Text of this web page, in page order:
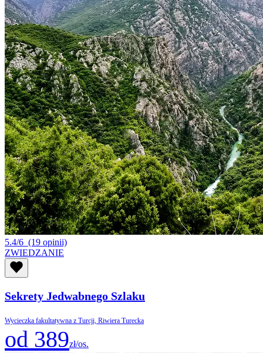
5.4/6 (19 opinii)
ZWIEDZANIE
Sekrety Jedwabnego Szlaku
Wycieczka fakultatywna z Turcji, Riwiera Turecka
od 389zł/os.